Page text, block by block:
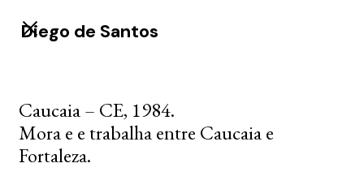
Diego de Santos
Caucaia – CE, 1984.
Mora e e trabalha entre Caucaia e
Fortaleza.